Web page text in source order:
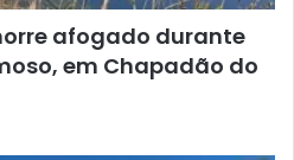
afogado durante
em Chapadão do